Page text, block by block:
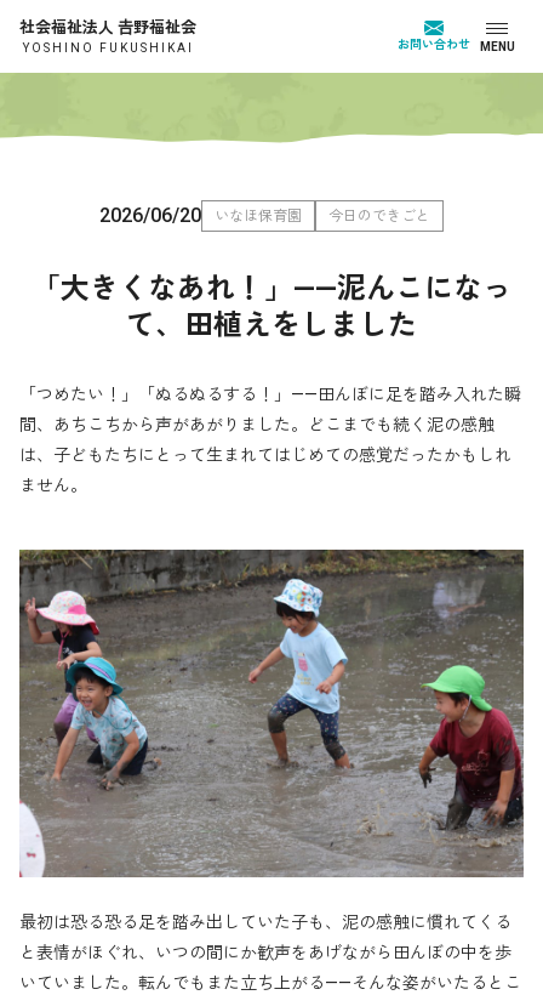
社会福祉法人 𠮷野福祉会
YOSHINO FUKUSHIKAI お問い合わせ MENU
2026/06/20 いなほ保育園 今日のできごと
「大きくなあれ！」——泥んこになっ
て、田植えをしました
「つめたい！」「ぬるぬるする！」——田んぼに足を踏み入れた瞬
間、あちこちから声があがりました。どこまでも続く泥の感触
は、子どもたちにとって生まれてはじめての感覚だったかもしれ
ません。
最初は恐る恐る足を踏み出していた子も、泥の感触に慣れてくる
と表情がほぐれ、いつの間にか歓声をあげながら田んぼの中を歩
いていました。転んでもまた立ち上がる——そんな姿がいたるとこ